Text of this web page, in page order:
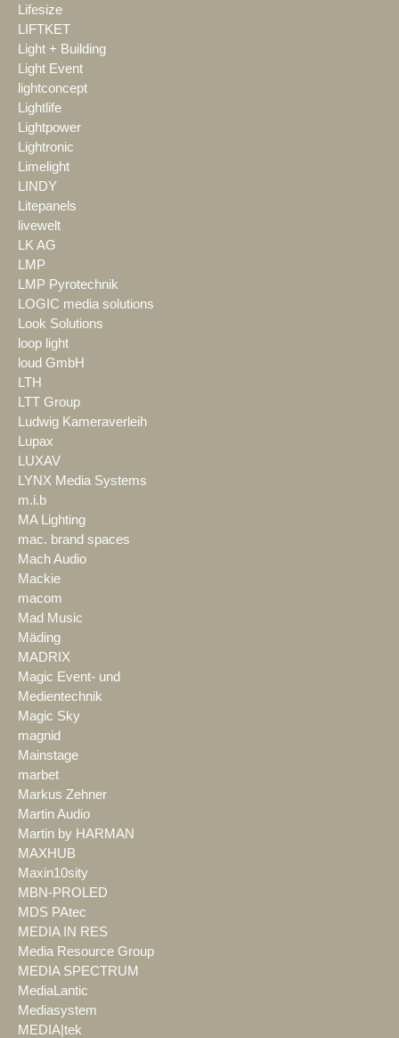
Lifesize
LIFTKET
Light + Building
Light Event
lightconcept
Lightlife
Lightpower
Lightronic
Limelight
LINDY
Litepanels
livewelt
LK AG
LMP
LMP Pyrotechnik
LOGIC media solutions
Look Solutions
loop light
loud GmbH
LTH
LTT Group
Ludwig Kameraverleih
Lupax
LUXAV
LYNX Media Systems
m.i.b
MA Lighting
mac. brand spaces
Mach Audio
Mackie
macom
Mad Music
Mäding
MADRIX
Magic Event- und
Medientechnik
Magic Sky
magnid
Mainstage
marbet
Markus Zehner
Martin Audio
Martin by HARMAN
MAXHUB
Maxin10sity
MBN-PROLED
MDS PAtec
MEDIA IN RES
Media Resource Group
MEDIA SPECTRUM
MediaLantic
Mediasystem
MEDIA|tek